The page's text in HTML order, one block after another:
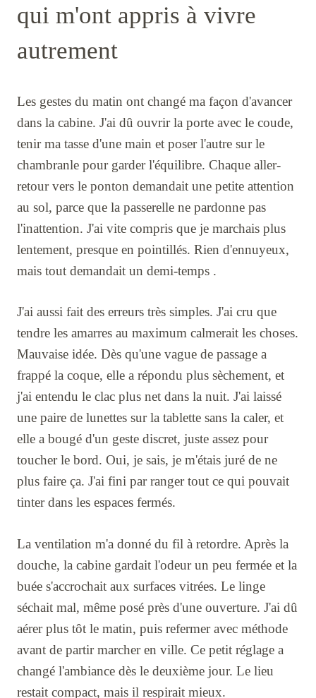
qui m'ont appris à vivre
autrement
Les gestes du matin ont changé ma façon d'avancer
dans la cabine. J'ai dû ouvrir la porte avec le coude,
tenir ma tasse d'une main et poser l'autre sur le
chambranle pour garder l'équilibre. Chaque aller-
retour vers le ponton demandait une petite attention
au sol, parce que la passerelle ne pardonne pas
l'inattention. J'ai vite compris que je marchais plus
lentement, presque en pointillés. Rien d'ennuyeux,
mais tout demandait un demi-temps .
J'ai aussi fait des erreurs très simples. J'ai cru que
tendre les amarres au maximum calmerait les choses.
Mauvaise idée. Dès qu'une vague de passage a
frappé la coque, elle a répondu plus sèchement, et
j'ai entendu le clac plus net dans la nuit. J'ai laissé
une paire de lunettes sur la tablette sans la caler, et
elle a bougé d'un geste discret, juste assez pour
toucher le bord. Oui, je sais, je m'étais juré de ne
plus faire ça. J'ai fini par ranger tout ce qui pouvait
tinter dans les espaces fermés.
La ventilation m'a donné du fil à retordre. Après la
douche, la cabine gardait l'odeur un peu fermée et la
buée s'accrochait aux surfaces vitrées. Le linge
séchait mal, même posé près d'une ouverture. J'ai dû
aérer plus tôt le matin, puis refermer avec méthode
avant de partir marcher en ville. Ce petit réglage a
changé l'ambiance dès le deuxième jour. Le lieu
restait compact, mais il respirait mieux.